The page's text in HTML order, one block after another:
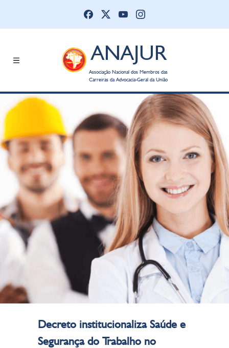
ANAJUR
Associação Nacional dos Membros das
Carreiras da Advocacia-Geral da União
Decreto institucionaliza Saúde e
Segurança do Trabalho no